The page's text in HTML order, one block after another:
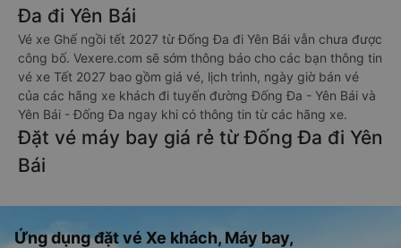
Đa đi Yên Bái
Vé xe Ghế ngồi tết 2027 từ Đống Đa đi Yên Bái vẫn chưa được
công bố. Vexere.com sẽ sớm thông báo cho các bạn thông tin
vé xe Tết 2027 bao gồm giá vé, lịch trình, ngày giờ bán vé
của các hãng xe khách đi tuyến đường Đống Đa - Yên Bái và
Yên Bái - Đống Đa ngay khi có thông tin từ các hãng xe.
Đặt vé máy bay giá rẻ từ Đống Đa đi Yên
Bái
Ứng dụng đặt vé Xe khách, Máy bay,